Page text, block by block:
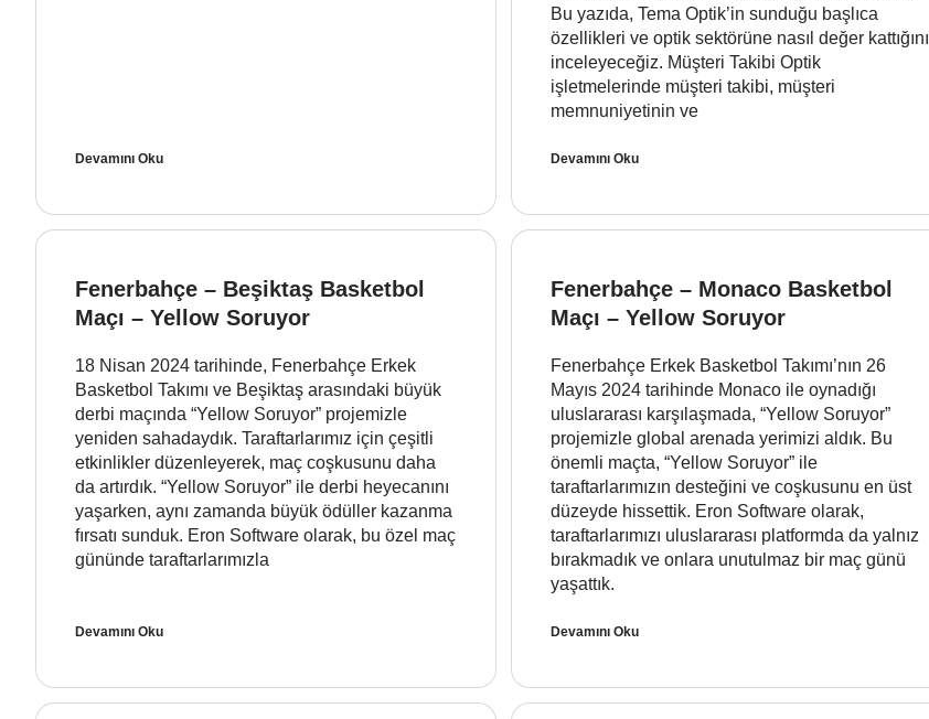
Devamını Oku
Bu yazıda, Tema Optik’in sunduğu başlıca
özellikleri ve optik sektörüne nasıl değer kattığını
inceleyeceğiz. Müşteri Takibi Optik
işletmelerinde müşteri takibi, müşteri
memnuniyetinin ve
Devamını Oku
Fenerbahçe – Beşiktaş Basketbol
Maçı – Yellow Soruyor
18 Nisan 2024 tarihinde, Fenerbahçe Erkek
Basketbol Takımı ve Beşiktaş arasındaki büyük
derbi maçında “Yellow Soruyor” projemizle
yeniden sahadaydık. Taraftarlarımız için çeşitli
etkinlikler düzenleyerek, maç coşkusunu daha
da artırdık. “Yellow Soruyor” ile derbi heyecanını
yaşarken, aynı zamanda büyük ödüller kazanma
fırsatı sunduk. Eron Software olarak, bu özel maç
gününde taraftarlarımızla
Devamını Oku
Fenerbahçe – Monaco Basketbol
Maçı – Yellow Soruyor
Fenerbahçe Erkek Basketbol Takımı’nın 26
Mayıs 2024 tarihinde Monaco ile oynadığı
uluslararası karşılaşmada, “Yellow Soruyor”
projemizle global arenada yerimizi aldık. Bu
önemli maçta, “Yellow Soruyor” ile
taraftarlarımızın desteğini ve coşkusunu en üst
düzeyde hissettik. Eron Software olarak,
taraftarlarımızı uluslararası platformda da yalnız
bırakmadık ve onlara unutulmaz bir maç günü
yaşattık.
Devamını Oku